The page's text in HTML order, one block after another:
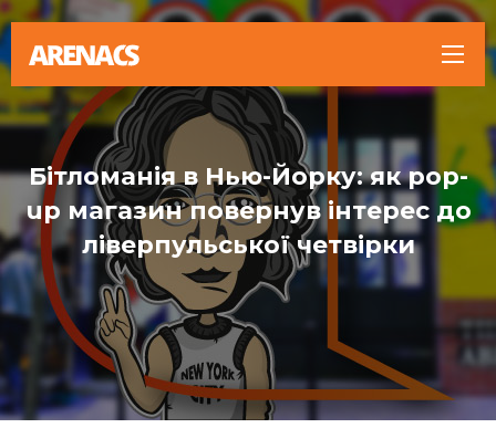
Бітломанія в Нью-Йорку: як pop-
up магазин повернув інтерес до
ліверпульської четвірки